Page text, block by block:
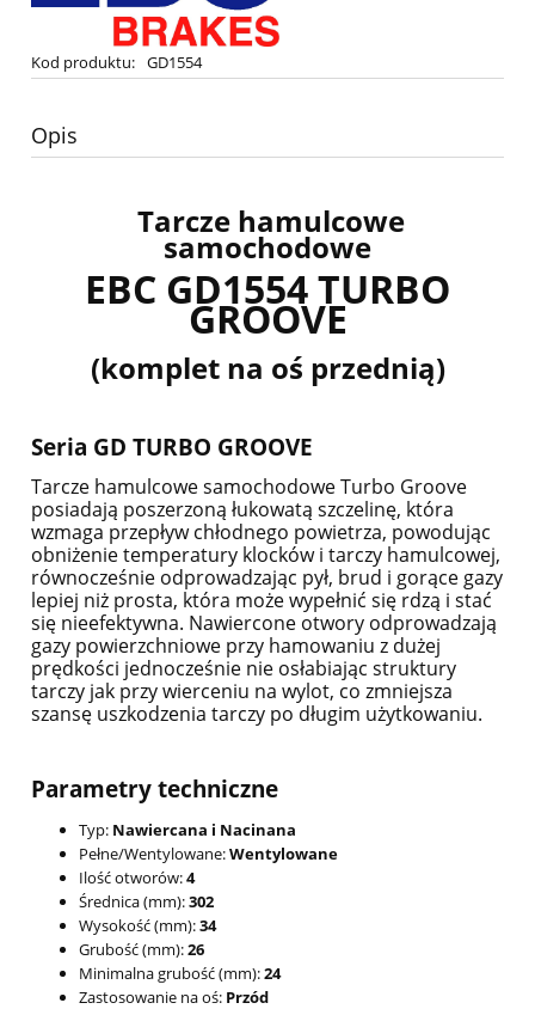
Kod produktu: GD1554
Opis
Tarcze hamulcowe
samochodowe
EBC GD1554 TURBO
GROOVE
(komplet na oś przednią)
Seria GD TURBO GROOVE
Tarcze hamulcowe samochodowe Turbo Groove
posiadają poszerzoną łukowatą szczelinę, która
wzmaga przepływ chłodnego powietrza, powodując
obniżenie temperatury klocków i tarczy hamulcowej,
równocześnie odprowadzając pył, brud i gorące gazy
lepiej niż prosta, która może wypełnić się rdzą i stać
się nieefektywna. Nawiercone otwory odprowadzają
gazy powierzchniowe przy hamowaniu z dużej
prędkości jednocześnie nie osłabiając struktury
tarczy jak przy wierceniu na wylot, co zmniejsza
szansę uszkodzenia tarczy po długim użytkowaniu.
Parametry techniczne
Typ: Nawiercana i Nacinana
Pełne/Wentylowane:Wentylowane
Ilość otworów:4
Średnica (mm):302
Wysokość (mm):34
Grubość (mm):26
Minimalna grubość (mm):24
Zastosowanie na oś: Przód